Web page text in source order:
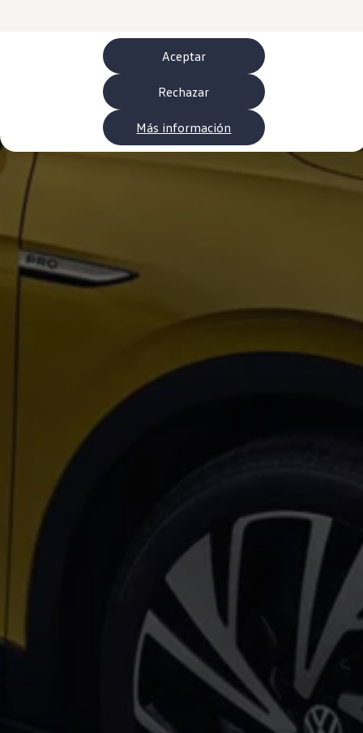
Aceptar
Rechazar
Más información
Neumáticos
Modelos antiguos
Servicio para vehículos eléctricos
myVolkswagen
Ayuda con aplicaciones y servicios digitales
Navigation Map Update
Extras digitales
Actualizaciones del software, los mapas y las
Buscar servicios para tu modelo
Vehículos híbridos enchufables
Todo sobre ID.
Cambiando a la movilidad eléctrica
Cargador ID.
Instalación Punto de Carga Coche Eléctrico en
Tecnología y desarrollo
Reutilización de las baterias
Plan Auto+ en Canarias
Mundo Volkswagen